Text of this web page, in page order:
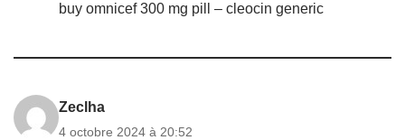
buy omnicef 300 mg pill – cleocin generic
Zeclha
4 octobre 2024 à 20:52